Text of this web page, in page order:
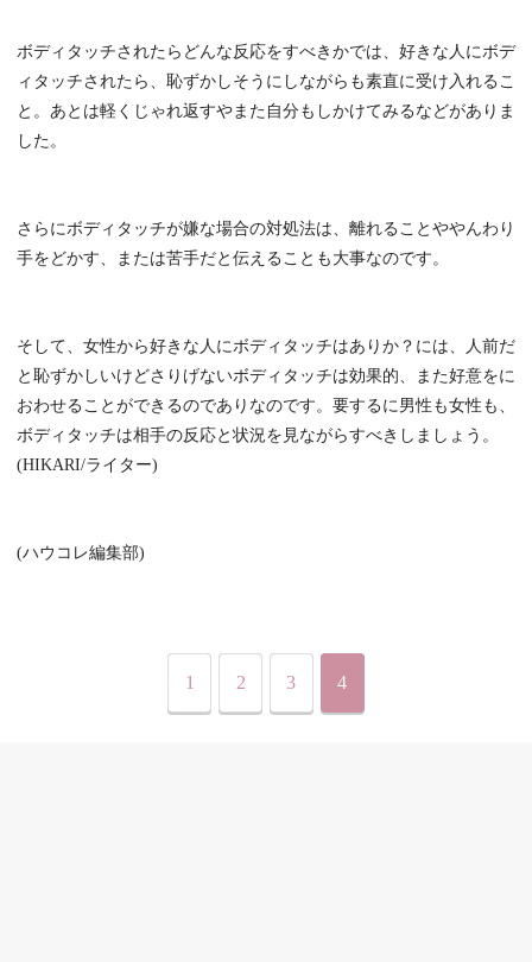
ボディタッチされたらどんな反応をすべきかでは、好きな人にボデ
ィタッチされたら、恥ずかしそうにしながらも素直に受け入れるこ
と。あとは軽くじゃれ返すやまた自分もしかけてみるなどがありま
した。
さらにボディタッチが嫌な場合の対処法は、離れることややんわり
手をどかす、または苦手だと伝えることも大事なのです。
そして、女性から好きな人にボディタッチはありか？には、人前だ
と恥ずかしいけどさりげないボディタッチは効果的、また好意をに
おわせることができるのでありなのです。要するに男性も女性も、
ボディタッチは相手の反応と状況を見ながらすべきしましょう。
(HIKARI/ライター)
(ハウコレ編集部)
1 2 3 4